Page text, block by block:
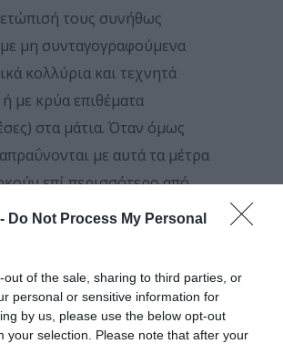
Do Not Process My Personal
out of the sale, sharing to third parties, or
personal or sensitive information for
by us, please use the below opt-out
your selection. Please note that after your
τους συνήθως
με μη συνταγογραφούμενα
κολλύρια και τεχνητά
με κρύα επιθέματα
στα μάτια. Όταν όμως
με αυτά τα μέτρα
επί περισσότερο από
είναι απαραίτητη η
από έναν οφθαλμίατρο.
χρειαστεί πιο επιθετική
σταγόνες για τα μάτια με
ή αντιφλεγμονώδη », εξηγεί ο